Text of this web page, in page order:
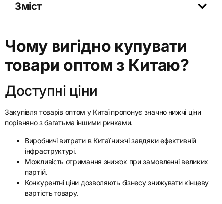
Зміст
Чому вигідно купувати
товари оптом з Китаю?
Доступні ціни
Закупівля товарів оптом у Китаї пропонує значно нижчі ціни
порівняно з багатьма іншими ринками.
Виробничі витрати в Китаї нижчі завдяки ефективній
інфраструктурі.
Можливість отримання знижок при замовленні великих
партій.
Конкурентні ціни дозволяють бізнесу знижувати кінцеву
вартість товару.